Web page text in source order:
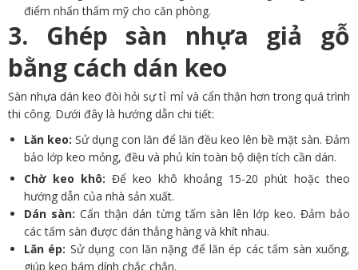
điểm nhấn thẩm mỹ cho căn phòng.
3. Ghép sàn nhựa giả gỗ
bằng cách dán keo
Sàn nhựa dán keo đòi hỏi sự tỉ mỉ và cẩn thận hơn trong quá trình
thi công. Dưới đây là hướng dẫn chi tiết:
Lăn keo: Sử dụng con lăn để lăn đều keo lên bề mặt sàn. Đảm
bảo lớp keo mỏng, đều và phủ kín toàn bộ diện tích cần dán.
Chờ keo khô: Để keo khô khoảng 15-20 phút hoặc theo
hướng dẫn của nhà sản xuất.
Dán sàn: Cẩn thận dán từng tấm sàn lên lớp keo. Đảm bảo
các tấm sàn được dán thẳng hàng và khít nhau.
Lăn ép: Sử dụng con lăn nặng để lăn ép các tấm sàn xuống,
giúp keo bám dính chắc chắn.